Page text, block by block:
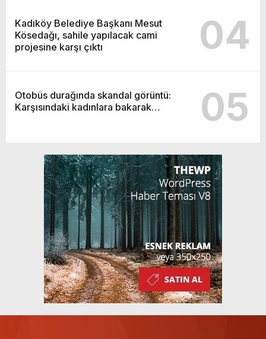
Kadıköy Belediye Başkanı Mesut
Kösedağı, sahile yapılacak cami
projesine karşı çıktı
04
Otobüs durağında skandal görüntü:
Karşısındaki kadınlara bakarak…
05